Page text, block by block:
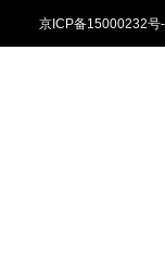
京ICP备15000232号